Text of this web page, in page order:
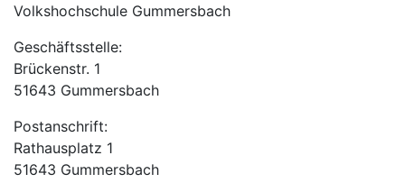
Volkshochschule Gummersbach
Geschäftsstelle:
Brückenstr. 1
51643 Gummersbach
Postanschrift:
Rathausplatz 1
51643 Gummersbach